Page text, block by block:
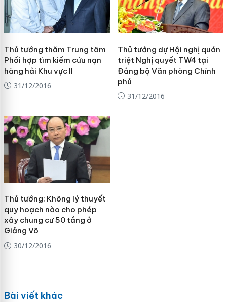
Thủ tướng thăm Trung tâm
Phối hợp tìm kiếm cứu nạn
hàng hải Khu vực II
31/12/2016
Thủ tướng dự Hội nghị quán
triệt Nghị quyết TW4 tại
Đảng bộ Văn phòng Chính
phủ
31/12/2016
Thủ tướng: Không lý thuyết
quy hoạch nào cho phép
xây chung cư 50 tầng ở
Giảng Võ
30/12/2016
Bài viết khác